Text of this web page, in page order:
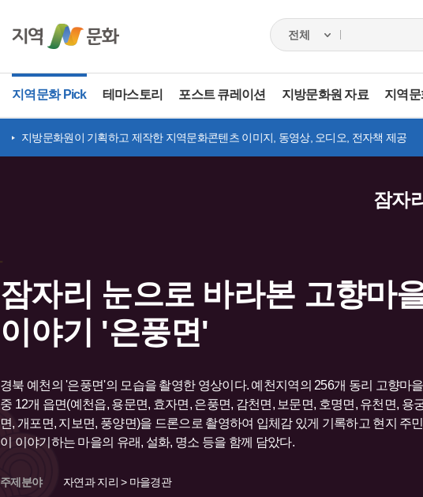
지역문화 Pick 테마스토리 포스트 큐레이션 지방문화원 자료 지역
지방문화원이 기획하고 제작한 지역문화콘텐츠 이미지, 동영상, 오디오, 전자책 제공
잠자
잠자리 눈으로 바라본 고향마
이야기 '은풍면'
경북 예천의 '은풍면'의 모습을 촬영한 영상이다. 예천지역의 256개 동리 고향마을
중 12개 읍면(예천읍, 용문면, 효자면, 은풍면, 감천면, 보문면, 호명면, 유천면, 용
면, 개포면, 지보면, 풍양면)을 드론으로 촬영하여 입체감 있게 기록하고 현지 주민
이 이야기하는 마을의 유래, 설화, 명소 등을 함께 담았다.
주제분야
자연과 지리 > 마을경관